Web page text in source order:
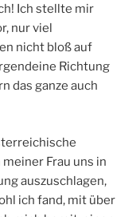
Ich stellte mir
nur viel
nicht bloß auf
Richtung
das ganze auch
Frau uns in
auszuschlagen,
ich fand, mit über